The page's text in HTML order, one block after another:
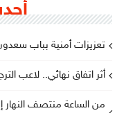
تعزيزات أمنية بباب
أثر اتفاق نهائي.. لاعب
من الساعة منتصف النهار